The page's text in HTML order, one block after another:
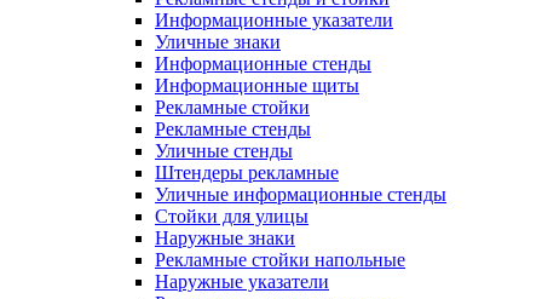
Информационные указатели
Уличные знаки
Информационные стенды
Информационные щиты
Рекламные стойки
Рекламные стенды
Уличные стенды
Штендеры рекламные
Уличные информационные стенды
Стойки для улицы
Наружные знаки
Рекламные стойки напольные
Наружные указатели